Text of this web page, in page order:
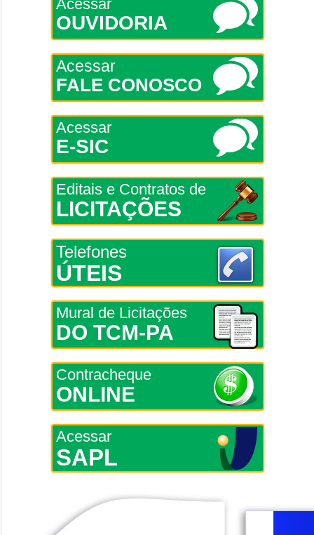
Acessar
OUVIDORIA
Acessar
FALE CONOSCO
Acessar
E-SIC
Editais e Contratos de
LICITAÇÕES
Telefones
ÚTEIS
Mural de Licitações
DO TCM-PA
Contracheque
ONLINE
Acessar
SAPL